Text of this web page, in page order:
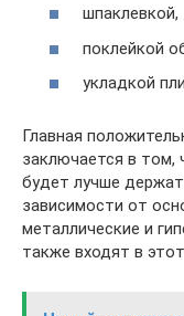
шпаклевкой,
поклейкой
укладкой
Главная
заключается в
будет лучше
зависимости от
металлические и
также входят в